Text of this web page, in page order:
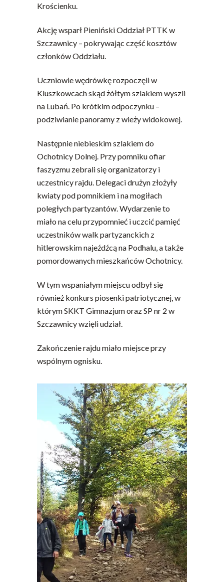
Krościenku.
Akcję wsparł Pieniński Oddział PTTK w
Szczawnicy – pokrywając część kosztów
członków Oddziału.
Uczniowie wędrówkę rozpoczęli w
Kluszkowcach skąd żółtym szlakiem wyszli
na Lubań. Po krótkim odpoczynku –
podziwianie panoramy z wieży widokowej.
Następnie niebieskim szlakiem do
Ochotnicy Dolnej. Przy pomniku ofiar
faszyzmu zebrali się organizatorzy i
uczestnicy rajdu. Delegaci drużyn złożyły
kwiaty pod pomnikiem i na mogiłach
poległych partyzantów. Wydarzenie to
miało na celu przypomnieć i uczcić pamięć
uczestników walk partyzanckich z
hitlerowskim najeźdźcą na Podhalu, a także
pomordowanych mieszkańców Ochotnicy.
W tym wspaniałym miejscu odbył się
również konkurs piosenki patriotycznej, w
którym SKKT Gimnazjum oraz SP nr 2 w
Szczawnicy wzięli udział.
Zakończenie rajdu miało miejsce przy
wspólnym ognisku.